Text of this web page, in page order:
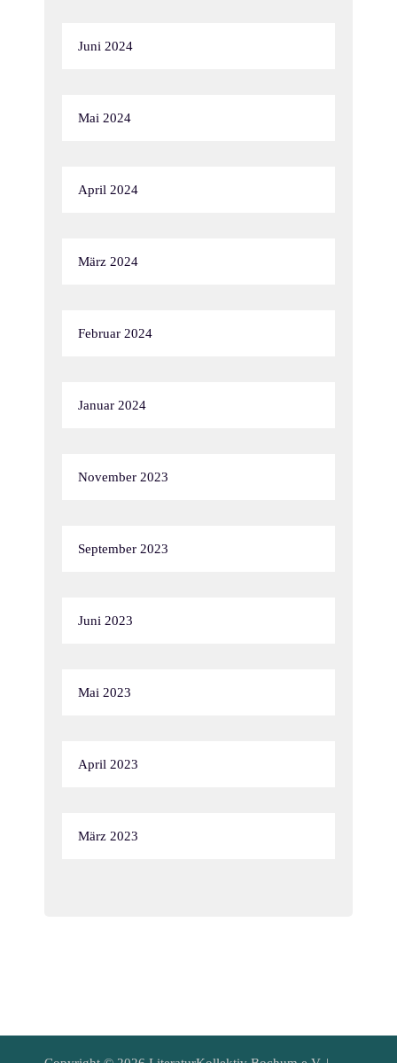
Juni 2024
Mai 2024
April 2024
März 2024
Februar 2024
Januar 2024
November 2023
September 2023
Juni 2023
Mai 2023
April 2023
März 2023